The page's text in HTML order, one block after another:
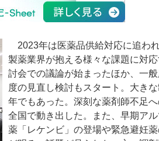
2023年は医薬品供給対応に追われ
製薬業界が抱える様々な課題に対
討会での議論が始まったほか、一
度の見直し検討もスタート。大き
年でもあった。深刻な薬剤師不足へ
全国で動き出した。また、早期ア
薬「レケンビ」の登場や緊急避妊